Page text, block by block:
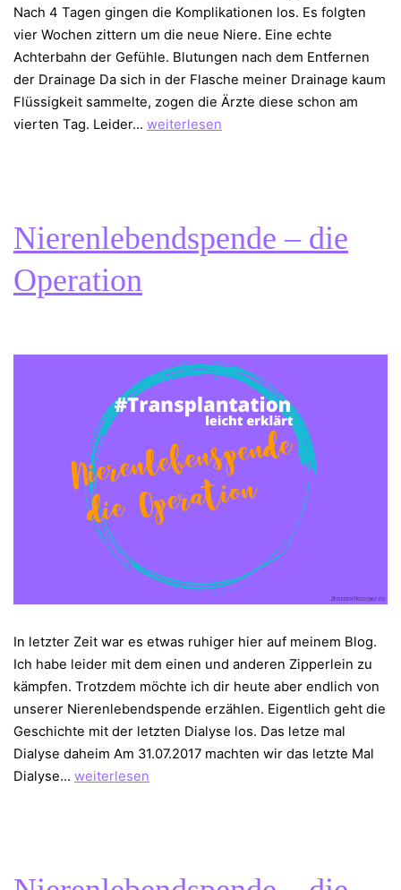
Nach 4 Tagen gingen die Komplikationen los. Es folgten
vier Wochen zittern um die neue Niere. Eine echte
Achterbahn der Gefühle. Blutungen nach dem Entfernen
der Drainage Da sich in der Flasche meiner Drainage kaum
Flüssigkeit sammelte, zogen die Ärzte diese schon am
vierten Tag. Leider… Komplikationen
weiterlesen
Nierenlebendspende – die
Operation
In letzter Zeit war es etwas ruhiger hier auf meinem Blog.
Ich habe leider mit dem einen und anderen Zipperlein zu
kämpfen. Trotzdem möchte ich dir heute aber endlich von
unserer Nierenlebendspende erzählen. Eigentlich geht die
Geschichte mit der letzten Dialyse los. Das letze mal
Dialyse daheim Am 31.07.2017 machten wir das letzte Mal
Dialyse… Nierenlebendspende
weiterlesen